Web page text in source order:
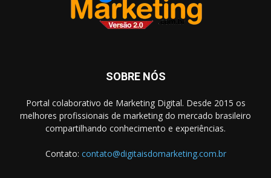
SOBRE NÓS
Portal colaborativo de Marketing Digital. Desde 2015 os
melhores profissionais de marketing do mercado brasileiro
compartilhando conhecimento e experiências.
Contato: contato@digitaisdomarketing.com.br